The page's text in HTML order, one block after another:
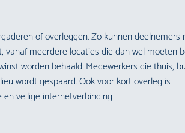
of overleggen. Zo kunnen deelnemers
meerdere locaties die dan wel moeten
worden behaald. Medewerkers die thuis,
wordt gespaard. Ook voor kort overleg is
veilige internetverbinding